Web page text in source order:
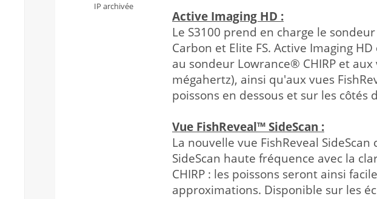
IP archivée
Active Imaging HD :
Le S3100 prend en charge le
Carbon et Elite FS. Active Imaging
au sondeur Lowrance® CHIRP et
mégahertz), ainsi qu'aux vues
poissons en dessous et sur les côtés
Vue FishReveal™ SideScan :
La nouvelle vue FishReveal
SideScan haute fréquence avec la
CHIRP : les poissons seront ainsi
approximations. Disponible sur les